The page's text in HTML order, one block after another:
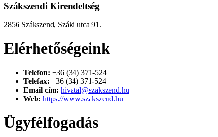
Szákszendi Kirendeltség
2856 Szákszend, Száki utca 91.
Elérhetőségeink
Telefon: +36 (34) 371-524
Telefax: +36 (34) 371-524
Email cím: hivatal@szakszend.hu
Web: https://www.szakszend.hu
Ügyfélfogadás